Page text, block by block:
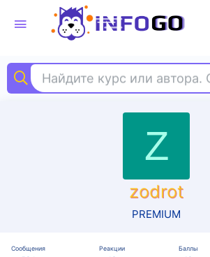
Z
zodrot
PREMIUM
Сообщения Реакции Баллы